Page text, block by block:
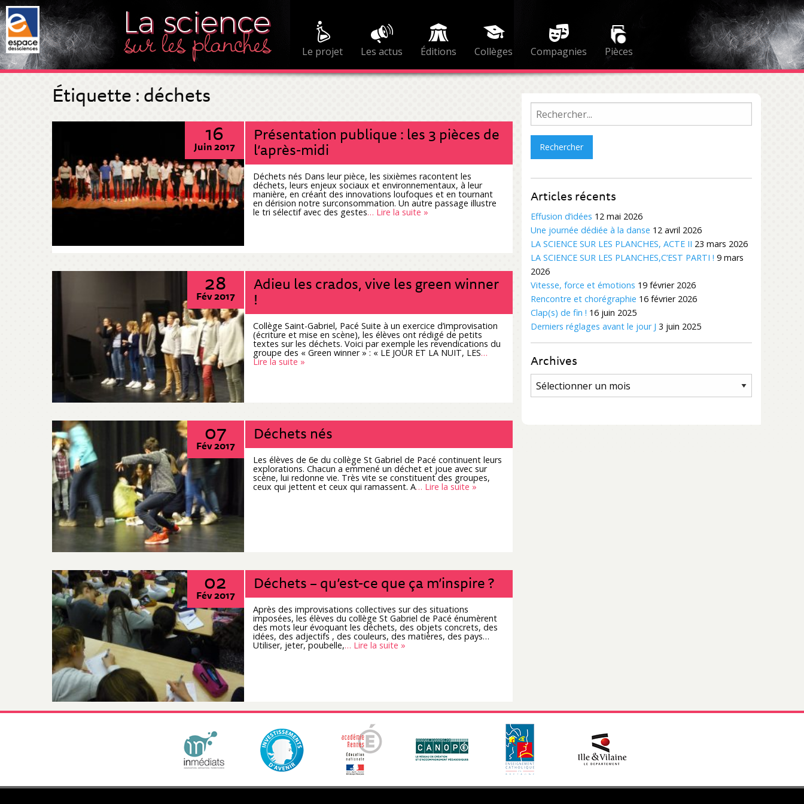
Le projet Les actus Éditions Collèges Compagnies Pièces
Étiquette :déchets
16
Juin 2017
Présentation publique : les 3 pièces de
l’après-midi
Déchets nés Dans leur pièce, les sixièmes racontent les
déchets, leurs enjeux sociaux et environnementaux, à leur
manière, en créant des innovations loufoques et en tournant
en dérision notre surconsommation. Un autre passage illustre
le tri sélectif avec des gestes… Lire la suite »
28
Fév 2017
Adieu les crados, vive les green winner
!
Collège Saint-Gabriel, Pacé Suite à un exercice d’improvisation
(écriture et mise en scène), les élèves ont rédigé de petits
textes sur les déchets. Voici par exemple les revendications du
groupe des « Green winner » : « LE JOUR ET LA NUIT, LES…
Lire la suite »
07
Fév 2017
Déchets nés
Les élèves de 6e du collège St Gabriel de Pacé continuent leurs
explorations. Chacun a emmené un déchet et joue avec sur
scène, lui redonne vie. Très vite se constituent des groupes,
ceux qui jettent et ceux qui ramassent. A… Lire la suite »
02
Fév 2017
Déchets – qu’est-ce que ça m’inspire ?
Après des improvisations collectives sur des situations
imposées, les élèves du collège St Gabriel de Pacé énumèrent
des mots leur évoquant les déchets, des objets concrets, des
idées, des adjectifs , des couleurs, des matières, des pays…
Utiliser, jeter, poubelle,… Lire la suite »
Rechercher :
Articles récents
Effusion d’idées 12 mai 2026
Une journée dédiée à la danse 12 avril 2026
LA SCIENCE SUR LES PLANCHES, ACTE II 23 mars 2026
LA SCIENCE SUR LES PLANCHES,C’EST PARTI ! 9 mars
2026
Vitesse, force et émotions 19 février 2026
Rencontre et chorégraphie 16 février 2026
Clap(s) de fin ! 16 juin 2025
Derniers réglages avant le jour J 3 juin 2025
Archives
Archives